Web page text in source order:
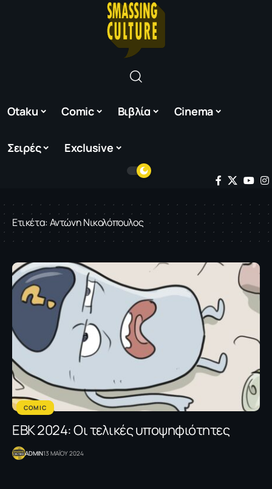
Otaku Comic Βιβλία Cinema
Σειρές Exclusive
Ετικέτα:Αντώνη Νικολόπουλος
COMIC
ΕΒΚ 2024: Οι τελικές υποψηφιότητες
ADMIN13 ΜΑΪΟΥ 2024